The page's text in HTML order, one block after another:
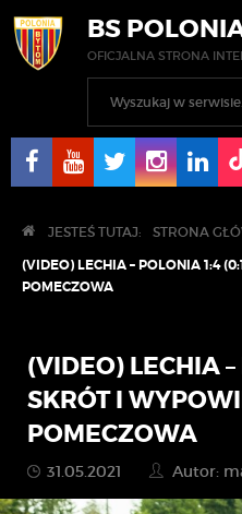
BS
OFICJALNA STRONA
JESTEŚ TUTAJ: STRONA
(VIDEO) LECHIA – POLONIA 1:4
POMECZOWA
(VIDEO) LECHIA
SKRÓT I
POMECZOWA
31.05.2021 Autor: